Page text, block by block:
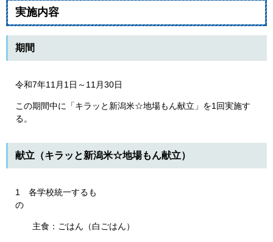
実施内容
期間
令和7年11月1日～11月30日
この期間中に「キラッと新潟米☆地場もん献立」を1回実施す
る。
献立（キラッと新潟米☆地場もん献立）
1 各学校統一するも
の
主食：ごはん（白ごはん）